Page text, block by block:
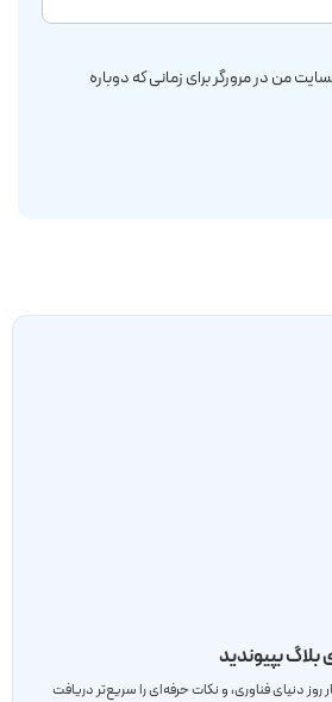
من در مرورگر برای زمانی که دوباره
دنیای فناوری، و نکات حرفه‌ای را سریع‌تر دریافت